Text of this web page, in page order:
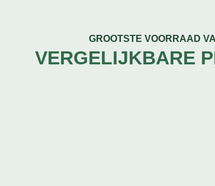
GROOTSTE VOORRAAD
VERGELIJKBARE